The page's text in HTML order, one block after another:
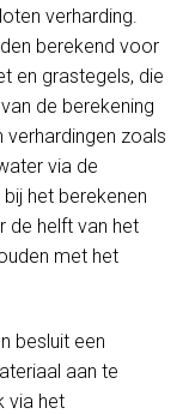
verharding.
berekend voor
en grastegels, die
de berekening
zoals
via de
het berekenen
de helft van het
met het
besluit een
aan te
via het